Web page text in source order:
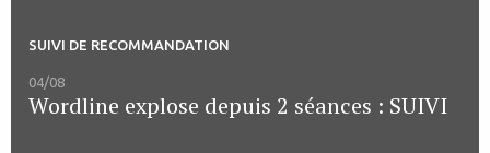
SUIVI DE RECOMMANDATION
04/08
Wordline explose depuis 2 séances : SUIVI